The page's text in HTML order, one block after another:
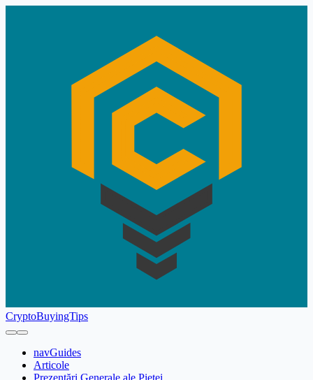
CryptoBuyingTips
navGuides
Articole
Prezentări Generale ale Pieței